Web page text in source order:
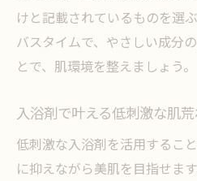
けと記載されているものを選
バスタイムで、やさしい成分
とで、肌環境を整えましょう。
入浴剤で叶える低刺激な肌
低刺激な入浴剤を活用するこ
に抑えながら美肌を目指せま